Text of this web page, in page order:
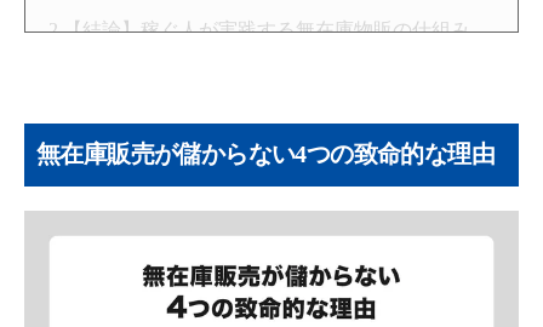
【結論】稼ぐ人が実践する無在庫物販の仕組み
ぶ
STEP2：最初は「有在庫」で販売実績とスキル
を積む
STEP3：管理ツールを導入して無在庫へ移行す
無在庫販売が儲からない4つの致命的な理由